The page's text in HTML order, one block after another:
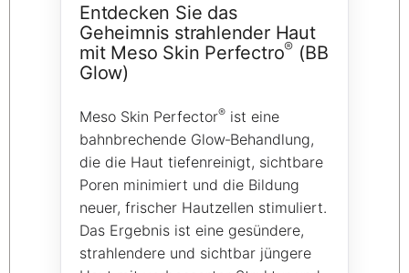
Entdecken Sie das
Geheimnis strahlender Haut
mit Meso Skin Perfectro® (BB
Glow)
Meso Skin Perfector® ist eine
bahnbrechende Glow‑Behandlung,
die die Haut tiefenreinigt, sichtbare
Poren minimiert und die Bildung
neuer, frischer Hautzellen stimuliert.
Das Ergebnis ist eine gesündere,
strahlendere und sichtbar jüngere